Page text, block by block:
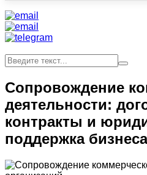
Сопровождение
деятельности:
контракты и
поддержка бизнеса